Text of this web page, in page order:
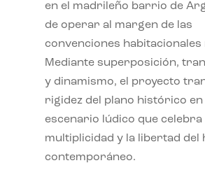
en el madrileño barrio de
de operar al margen de las
convenciones habitacionales
Mediante superposición,
y dinamismo, el proyecto
rigidez del plano histórico en
escenario lúdico que celebra
multiplicidad y la libertad del
contemporáneo.